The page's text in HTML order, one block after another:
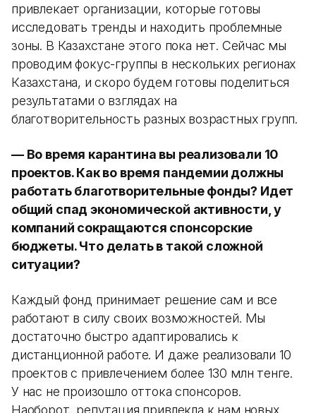
привлекает организации, которые готовы
исследовать тренды и находить проблемные
зоны. В Казахстане этого пока нет. Сейчас мы
проводим фокус-группы в нескольких регионах
Казахстана, и скоро будем готовы поделиться
результатами о взглядах на
благотворительность разных возрастных групп.
— Во время карантина вы реализовали 10
проектов. Как во время пандемии должны
работать благотворительные фонды? Идет
общий спад экономической активности, у
компаний сокращаются спонсорские
бюджеты. Что делать в такой сложной
ситуации?
Каждый фонд принимает решение сам и все
работают в силу своих возможностей. Мы
достаточно быстро адаптировались к
дистанционной работе. И даже реализовали 10
проектов с привлечением более 130 млн тенге.
У нас не произошло оттока спонсоров.
Наоборот, репутация привлекла к нам новых